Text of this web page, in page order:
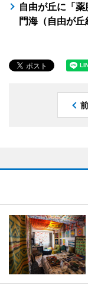
自由が丘に「
門海（自由が丘